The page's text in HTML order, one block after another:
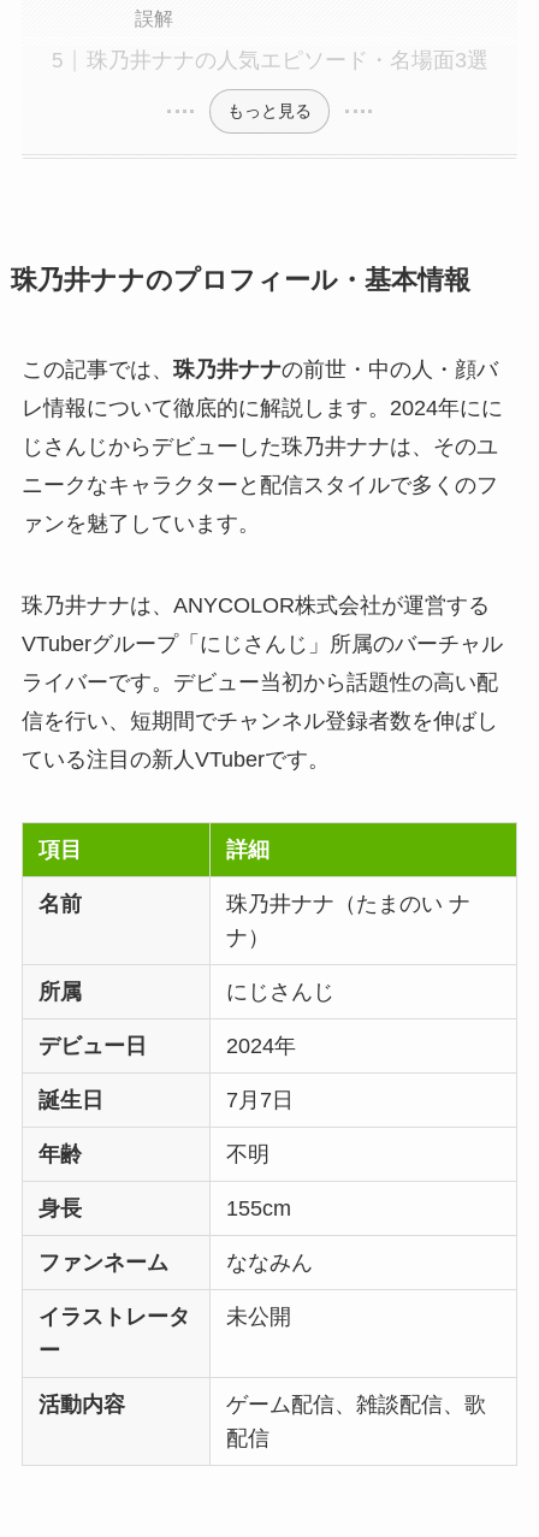
誤解
珠乃井ナナの人気エピソード・名場面3選
もっと見る
珠乃井ナナのプロフィール・基本情報
この記事では、 珠乃井ナナの前世・中の人・顔バ
レ情報について徹底的に解説します。2024年にに
じさんじからデビューした珠乃井ナナは、そのユ
ニークなキャラクターと配信スタイルで多くのフ
ァンを魅了しています。
珠乃井ナナは、ANYCOLOR株式会社が運営する
VTuberグループ「にじさんじ」所属のバーチャル
ライバーです。デビュー当初から話題性の高い配
信を行い、短期間でチャンネル登録者数を伸ばし
ている注目の新人VTuberです。
項目 詳細
名前
珠乃井ナナ（たまのい ナ
ナ）
所属 にじさんじ
デビュー日 2024年
誕生日 7月7日
年齢 不明
身長 155cm
ファンネーム ななみん
イラストレータ
ー
未公開
活動内容
ゲーム配信、雑談配信、歌
配信